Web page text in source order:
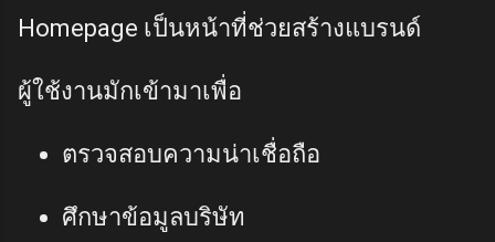
Homepage เป็นหน้าที่ช่วยสร้างแบรนด์
ผู้ใช้งานมักเข้ามาเพื่อ
ตรวจสอบความน่าเชื่อถือ
ศึกษาข้อมูลบริษัท